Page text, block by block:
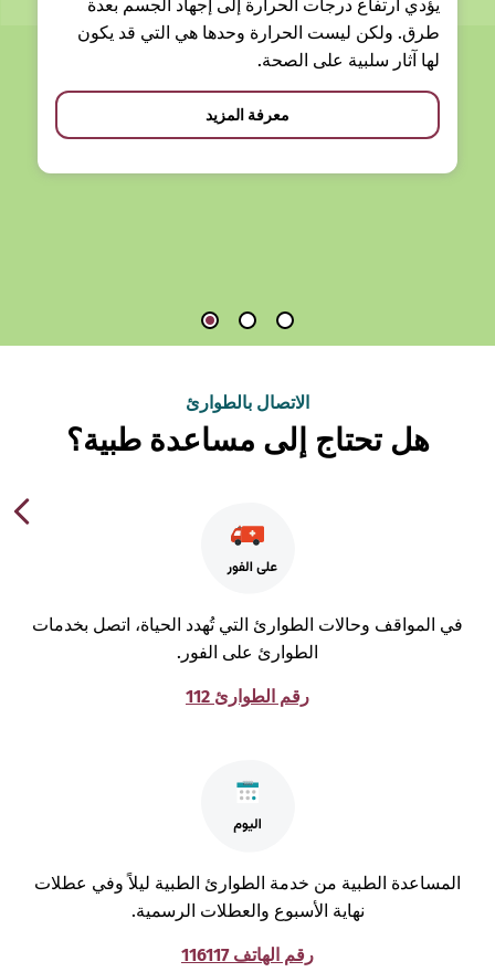
يؤدي ارتفاع درجات الحرارة إلى إجهاد الجسم بعدة
طرق. ولكن ليست الحرارة وحدها هي التي قد يكون
لها آثار سلبية على الصحة.
معرفة المزيد
الاتصال بالطوارئ
هل تحتاج إلى مساعدة طبية؟
المواقف وحالات الطوارئ التي تُهدد الحياة، اتصل بخدمات
الطوارئ على الفور.
رقم الطوارئ 112
الطبية من خدمة الطوارئ الطبية ليلاً وفي عطلات
نهاية الأسبوع والعطلات الرسمية.
رقم الهاتف 116117